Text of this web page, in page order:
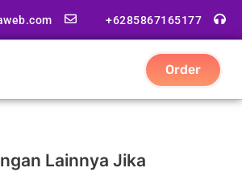
+6285867165177
Order
Lainnya Jika